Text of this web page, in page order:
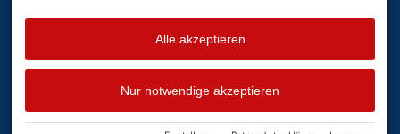
Busfahrplan Oberstdorf -
Fellhornbahn
Facebook
Alle akzeptieren
Nur notwendige akzeptieren